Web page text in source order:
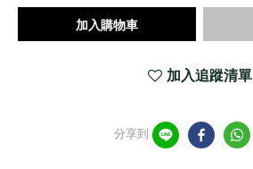
加入購物車
加入追蹤清單
分享到